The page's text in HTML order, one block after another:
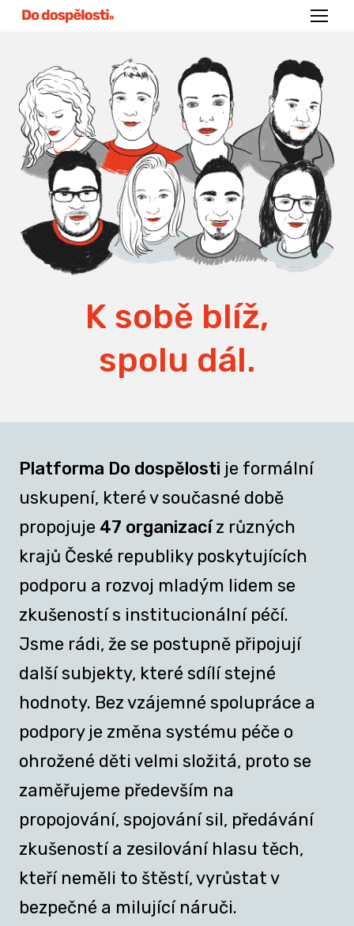
Menu
K sobě blíž,
spolu dál.
Platforma Do dospělosti je formální
uskupení, které v současné době
propojuje 47 organizacíz různých
krajů České republiky poskytujících
podporu a rozvoj mladým lidem se
zkušeností s institucionální péčí.
Jsme rádi, že se postupně připojují
další subjekty, které sdílí stejné
hodnoty. Bez vzájemné spolupráce a
podpory je změna systému péče o
ohrožené děti velmi složitá, proto se
zaměřujeme především na
propojování, spojování sil, předávání
zkušeností a zesilování hlasu těch,
kteří neměli to štěstí, vyrůstat v
bezpečné a milující náruči.